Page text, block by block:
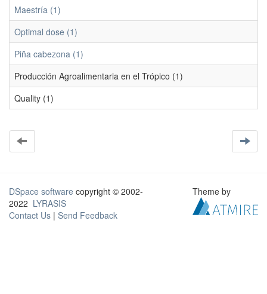
Maestría (1)
Optimal dose (1)
Piña cabezona (1)
Producción Agroalimentaria en el Trópico (1)
Quality (1)
DSpace software copyright © 2002-
2022 LYRASIS
Contact Us | Send Feedback
Theme by